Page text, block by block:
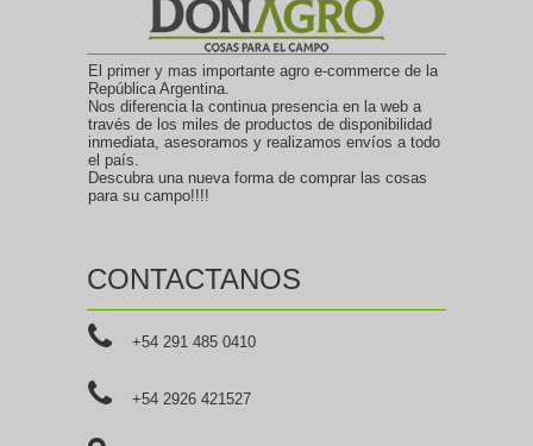
El primer y mas importante agro e-commerce de la
República Argentina.
Nos diferencia la continua presencia en la web a
través de los miles de productos de disponibilidad
inmediata, asesoramos y realizamos envíos a todo
el país.
Descubra una nueva forma de comprar las cosas
para su campo!!!!
CONTACTANOS
+54 291 485 0410
+54 2926 421527